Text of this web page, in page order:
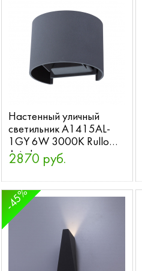
Настенный уличный
светильник A1415AL-
1GY 6W 3000K Rullo
Arte Lamp
2870 руб.
-45%